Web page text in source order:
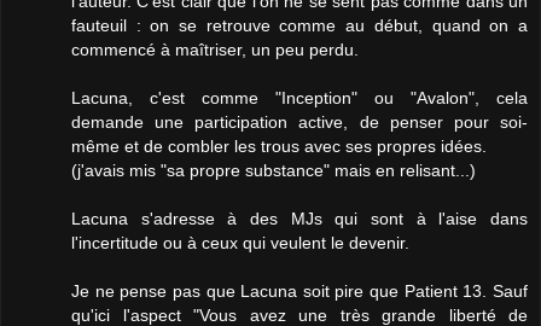
fauteuil : on se retrouve comme au début, quand on a
commencé à maîtriser, un peu perdu.
Lacuna, c'est comme "Inception" ou "Avalon", cela
demande une participation active, de penser pour soi-
même et de combler les trous avec ses propres idées.
(j'avais mis "sa propre substance" mais en relisant...)
Lacuna s'adresse à des MJs qui sont à l'aise dans
l'incertitude ou à ceux qui veulent le devenir.
Je ne pense pas que Lacuna soit pire que Patient 13. Sauf
qu'ici l'aspect "Vous avez une très grande liberté de